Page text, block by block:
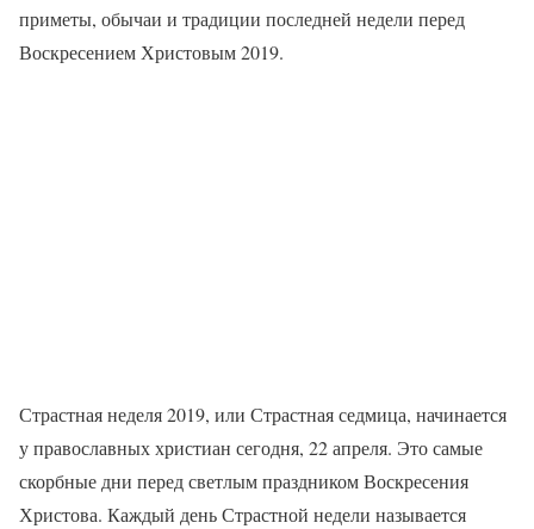
приметы, обычаи и традиции последней недели перед
Воскресением Христовым 2019.
Страстная неделя 2019, или Страстная седмица, начинается
у православных христиан сегодня, 22 апреля. Это самые
скорбные дни перед светлым праздником Воскресения
Христова. Каждый день Страстной недели называется